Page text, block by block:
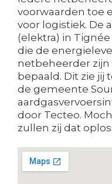
voorwaarden toe
voor logistiek. De
(elektra) in
die de
netbeheerder
bepaald. Dit zie jij
de gemeente
door Tecteo.
zullen zij dat